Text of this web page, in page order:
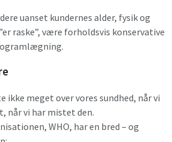
uanset kundernes alder, fysik og
raske”, være forholdsvis konservative
meget over vores sundhed, når vi
når vi har mistet den.
WHO, har en bred – og